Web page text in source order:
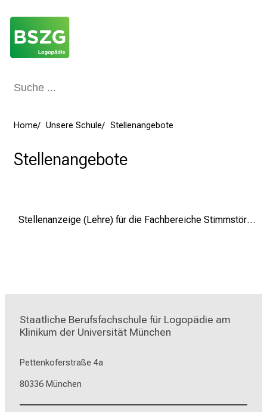
Home Unsere Schule Stellenangebote
Stellenangebote
Stellenanzeige (Lehre) für die Fachbereiche Stimmstörungen & MFS
und Myofunktionelle Störungen
Staatliche Berufsfachschule für Logopädie am
Klinikum der Universität München
Pettenkoferstraße 4a
80336 München